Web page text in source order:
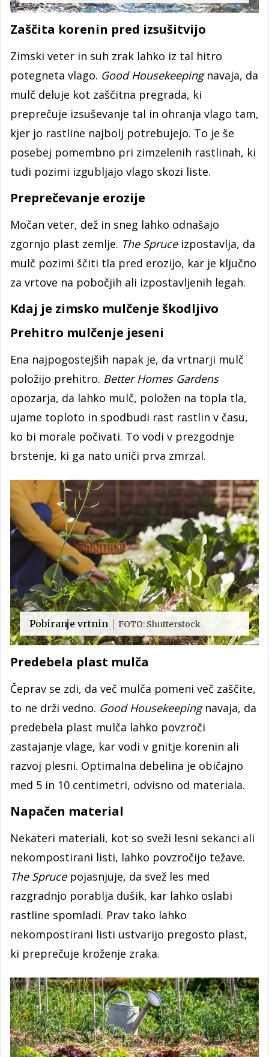
Zaščita korenin pred izsušitvijo
Zimski veter in suh zrak lahko iz tal hitro
potegneta vlago. Good Housekeepingnavaja, da
mulč deluje kot zaščitna pregrada, ki
preprečuje izsuševanje tal in ohranja vlago tam,
kjer jo rastline najbolj potrebujejo. To je še
posebej pomembno pri zimzelenih rastlinah, ki
tudi pozimi izgubljajo vlago skozi liste.
Preprečevanje erozije
Močan veter, dež in sneg lahko odnašajo
zgornjo plast zemlje. The Spruceizpostavlja, da
mulč pozimi ščiti tla pred erozijo, kar je ključno
za vrtove na pobočjih ali izpostavljenih legah.
Kdaj je zimsko mulčenje škodljivo
Prehitro mulčenje jeseni
Ena najpogostejših napak je, da vrtnarji mulč
položijo prehitro. Better Homes Gardens
opozarja, da lahko mulč, položen na topla tla,
ujame toploto in spodbudi rast rastlin v času,
ko bi morale počivati. To vodi v prezgodnje
brstenje, ki ga nato uniči prva zmrzal.
Pobiranje vrtnin FOTO: Shutterstock
Predebela plast mulča
Čeprav se zdi, da več mulča pomeni več zaščite,
to ne drži vedno. Good Housekeepingnavaja, da
predebela plast mulča lahko povzroči
zastajanje vlage, kar vodi v gnitje korenin ali
razvoj plesni. Optimalna debelina je običajno
med 5 in 10 centimetri, odvisno od materiala.
Napačen material
Nekateri materiali, kot so sveži lesni sekanci ali
nekompostirani listi, lahko povzročijo težave.
The Sprucepojasnjuje, da svež les med
razgradnjo porablja dušik, kar lahko oslabi
rastline spomladi. Prav tako lahko
nekompostirani listi ustvarijo pregosto plast,
ki preprečuje kroženje zraka.